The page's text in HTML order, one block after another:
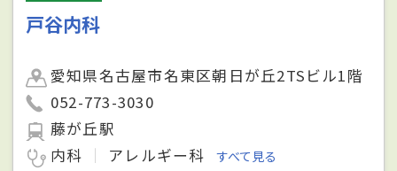
戸谷内科
愛知県名古屋市名東区朝日が丘2TSビル1階
052-773-3030
藤が丘駅
内科
アレルギー科 すべて見る